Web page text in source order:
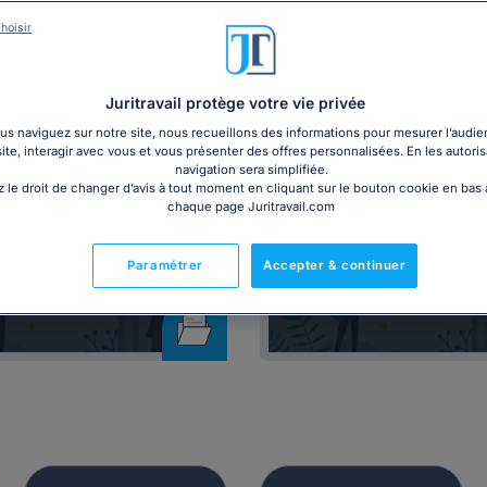
collective à jour des derniers accords, ainsi que des
du salarié inapte au
travail
Panneau
obligatoire 2026
Juritravail protège votre vie privée
naviguez sur notre site, nous recueillons des informations pour mesurer
interagir avec vous et vous présenter des offres personnalisées. En les
navigation sera simplifiée.
le droit de changer d’avis à tout moment en cliquant sur le bouton cookie en bas
chaque page Juritravail.com
Accepter & continuer
Paramétrer